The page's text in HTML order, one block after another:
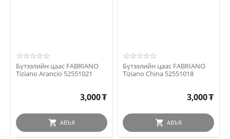
Бүтээлийн цаас FABRIANO
Tiziano Arancio 52551021
3,000₮
АВЪЯ
Бүтээлийн цаас FABRIANO
Tiziano China 52551018
3,000₮
АВЪЯ